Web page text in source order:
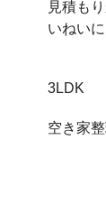
見積も
いねい
3LDK
空き家